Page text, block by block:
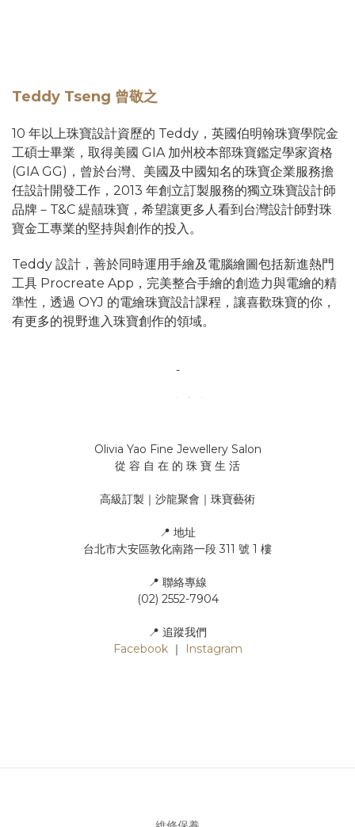
Teddy Tseng 曾敬之
10 年以上珠寶設計資歷的 Teddy，英國伯明翰珠寶學院金
工碩士畢業，取得美國 GIA 加州校本部珠寶鑑定學家資格
(GIA GG)，曾於台灣、美國及中國知名的珠寶企業服務擔
任設計開發工作，2013 年創立訂製服務的獨立珠寶設計師
品牌－T&C 緹囍珠寶，希望讓更多人看到台灣設計師對珠
寶金工專業的堅持與創作的投入。
Teddy 設計，善於同時運用手繪及電腦繪圖包括新進熱門
工具 Procreate App，完美整合手繪的創造力與電繪的精
準性，透過 OYJ 的電繪珠寶設計課程，讓喜歡珠寶的你，
有更多的視野進入珠寶創作的領域。
-
Olivia Yao Fine Jewellery Salon
從 容 自 在 的 珠 寶 生 活
高級訂製｜沙龍聚會｜珠寶藝術
📍 地址
台北市大安區敦化南路一段 311 號 1 樓
📍 聯絡專線
(02) 2552-7904
📍 追蹤我們
Facebook｜ Instagram